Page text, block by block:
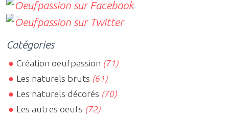
Catégories
Création oeufpassion (71)
Les naturels bruts (61)
Les naturels décorés (70)
Les autres oeufs (72)